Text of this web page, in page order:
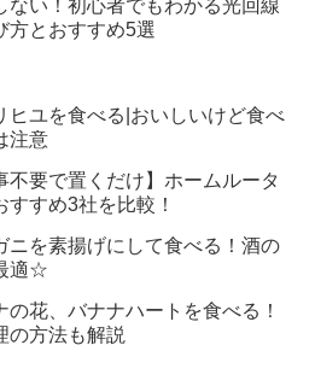
ない！初心者でもわかる光回線
方とおすすめ5選
ヒユを食べる|おいしいけど食べ
注意
不要で置くだけ】ホームルータ
すすめ3社を比較！
ニを素揚げにして食べる！酒の
適☆
の花、バナナハートを食べる！
の方法も解説